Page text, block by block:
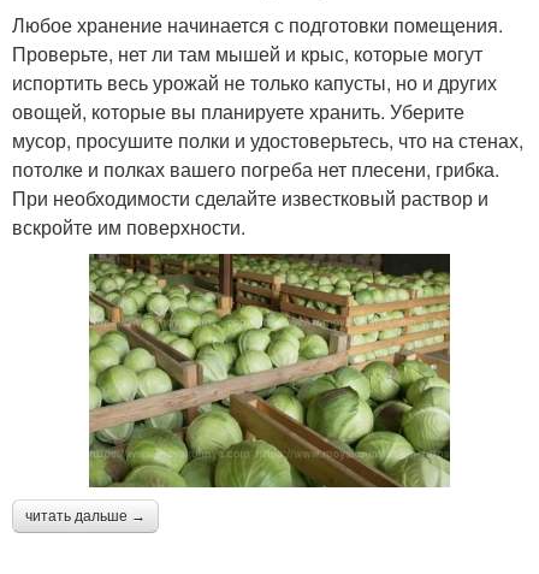
Любое хранение начинается с подготовки помещения.
Проверьте, нет ли там мышей и крыс, которые могут
испортить весь урожай не только капусты, но и других
овощей, которые вы планируете хранить. Уберите
мусор, просушите полки и удостоверьтесь, что на стенах,
потолке и полках вашего погреба нет плесени, грибка.
При необходимости сделайте известковый раствор и
вскройте им поверхности.
читать дальше →